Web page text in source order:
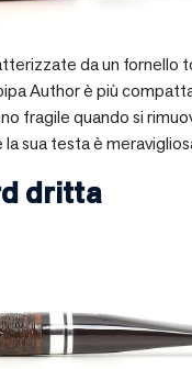
da un fornello
Author è più
fragile quando si
sua testa è
dritta